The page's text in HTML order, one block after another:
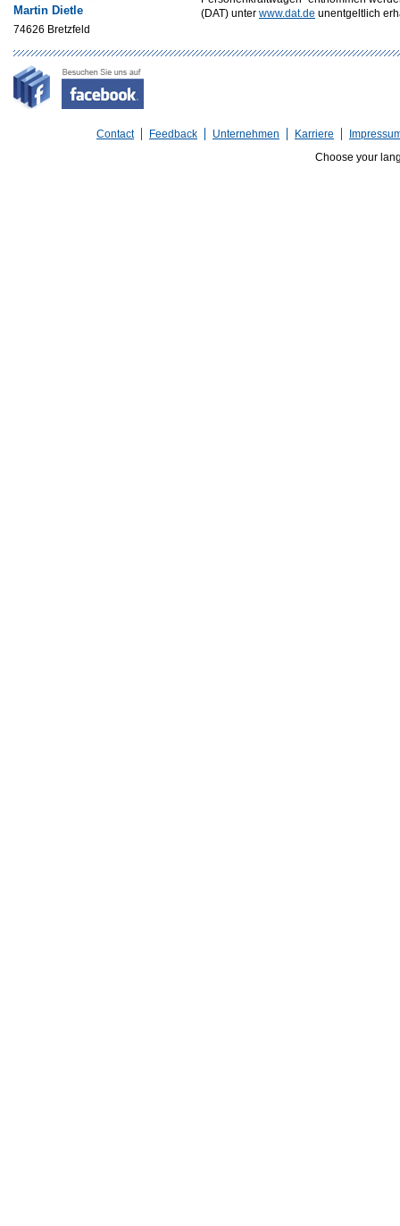
Martin Dietle
74626 Bretzfeld
(DAT) unter www.dat.de unentgeltlich
Contact Feedback Unternehmen Karriere
Choose your